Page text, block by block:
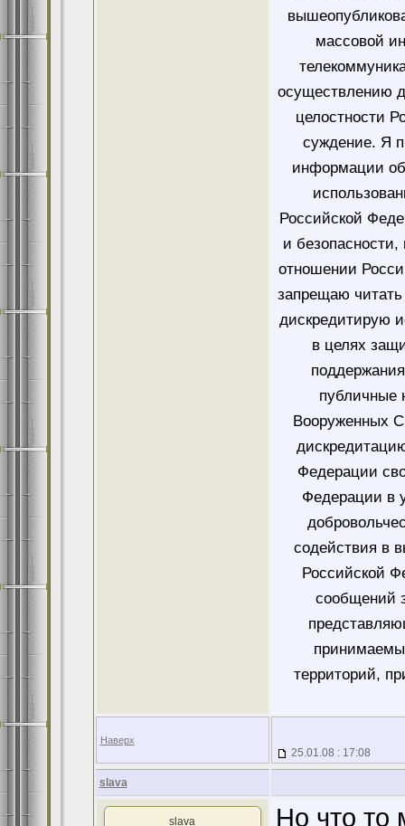
массовой
осуществлению
целостности
суждение. Я
информации
Российской
и безопасности,
отношении
запрещаю читать
дискредитирую
в целях
публичные
Вооруженных
Федерации
Федерации в
содействия в
Российской
сообщений
территорий,
Наверх
25.01.08 : 17:08
slava
slava Но что то